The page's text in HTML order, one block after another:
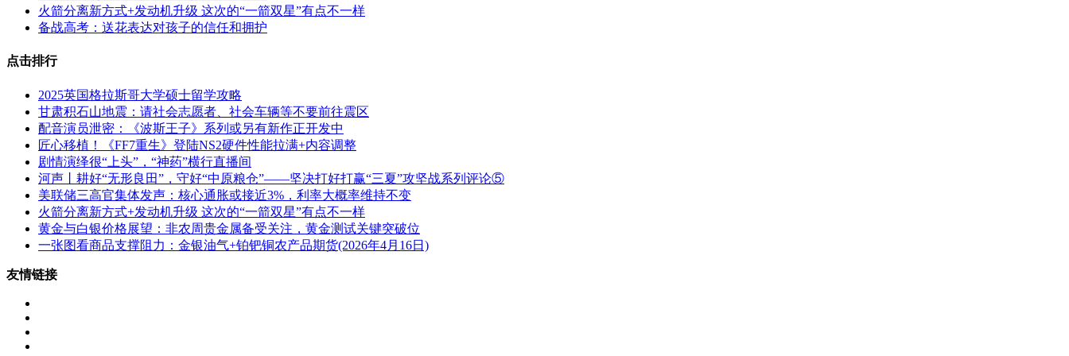
火箭分离新方式+发动机升级 这次的“一箭双星”有点不一样
备战高考：送花表达对孩子的信任和拥护
点击排行
2025英国格拉斯哥大学硕士留学攻略
甘肃积石山地震：请社会志愿者、社会车辆等不要前往震区
配音演员泄密：《波斯王子》系列或另有新作正开发中
匠心移植！《FF7重生》登陆NS2硬件性能拉满+内容调整
剧情演绎很“上头”，“神药”横行直播间
河声丨耕好“无形良田”，守好“中原粮仓”——坚决打好打赢“三夏”攻坚战系列评论⑤
美联储三高官集体发声：核心通胀或接近3%，利率大概率维持不变
火箭分离新方式+发动机升级 这次的“一箭双星”有点不一样
黄金与白银价格展望：非农周贵金属备受关注，黄金测试关键突破位
一张图看商品支撑阻力：金银油气+铂钯铜农产品期货(2026年4月16日)
友情链接